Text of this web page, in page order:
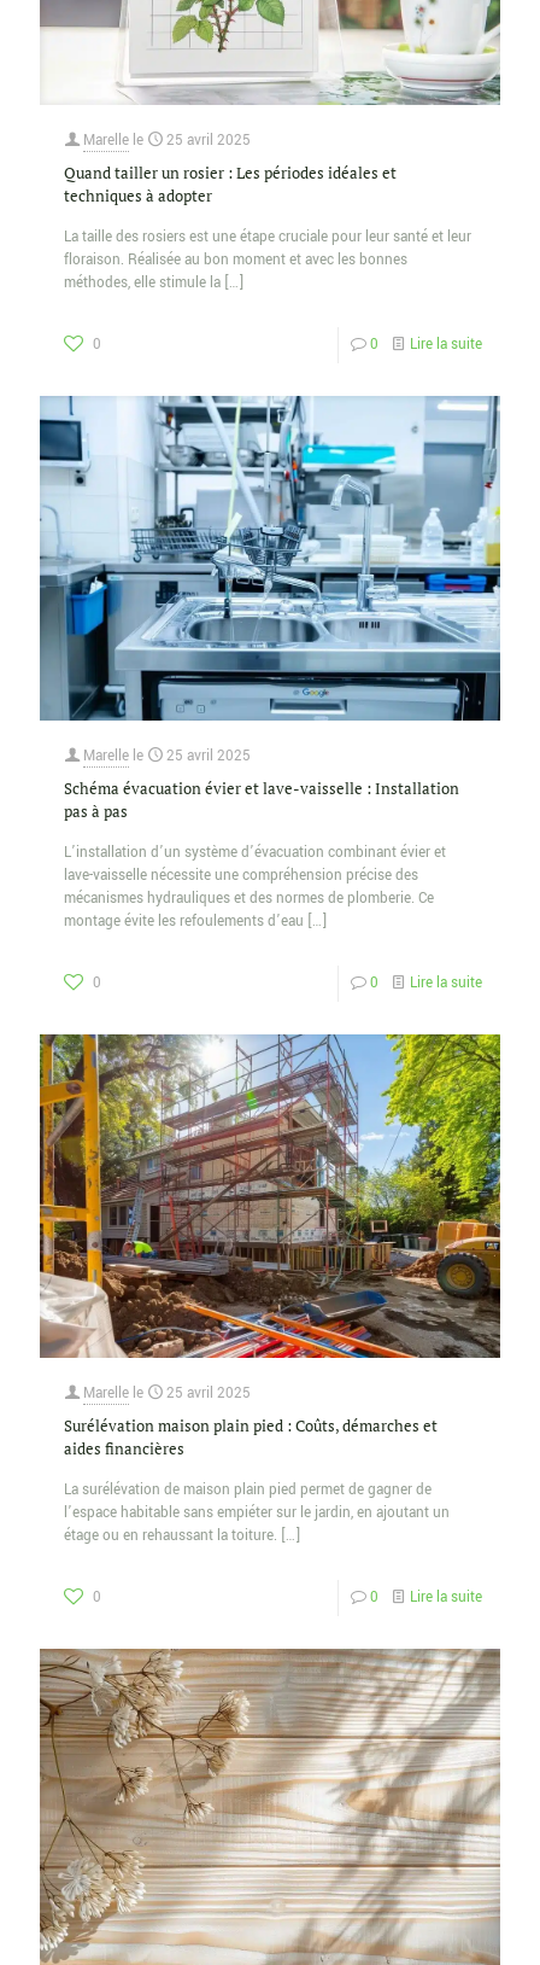
Marelle le 25 avril 2025
Quand tailler un rosier : Les périodes idéales et
techniques à adopter
La taille des rosiers est une étape cruciale pour leur santé et leur
floraison. Réalisée au bon moment et avec les bonnes
méthodes, elle stimule la […]
0 0 Lire la suite
Marelle le 25 avril 2025
Schéma évacuation évier et lave-vaisselle : Installation
pas à pas
L’installation d’un système d’évacuation combinant évier et
lave-vaisselle nécessite une compréhension précise des
mécanismes hydrauliques et des normes de plomberie. Ce
montage évite les refoulements d’eau […]
0 0 Lire la suite
Marelle le 25 avril 2025
Surélévation maison plain pied : Coûts, démarches et
aides financières
La surélévation de maison plain pied permet de gagner de
l’espace habitable sans empiéter sur le jardin, en ajoutant un
étage ou en rehaussant la toiture. […]
0 0 Lire la suite